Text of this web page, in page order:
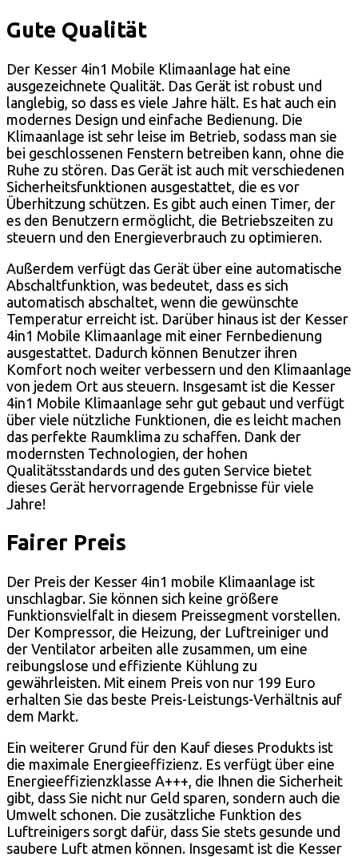
Gute Qualität
Der Kesser 4in1 Mobile Klimaanlage hat eine
ausgezeichnete Qualität. Das Gerät ist robust und
langlebig, so dass es viele Jahre hält. Es hat auch ein
modernes Design und einfache Bedienung. Die
Klimaanlage ist sehr leise im Betrieb, sodass man sie
bei geschlossenen Fenstern betreiben kann, ohne die
Ruhe zu stören. Das Gerät ist auch mit verschiedenen
Sicherheitsfunktionen ausgestattet, die es vor
Überhitzung schützen. Es gibt auch einen Timer, der
es den Benutzern ermöglicht, die Betriebszeiten zu
steuern und den Energieverbrauch zu optimieren.
Außerdem verfügt das Gerät über eine automatische
Abschaltfunktion, was bedeutet, dass es sich
automatisch abschaltet, wenn die gewünschte
Temperatur erreicht ist. Darüber hinaus ist der Kesser
4in1 Mobile Klimaanlage mit einer Fernbedienung
ausgestattet. Dadurch können Benutzer ihren
Komfort noch weiter verbessern und den Klimaanlage
von jedem Ort aus steuern. Insgesamt ist die Kesser
4in1 Mobile Klimaanlage sehr gut gebaut und verfügt
über viele nützliche Funktionen, die es leicht machen
das perfekte Raumklima zu schaffen. Dank der
modernsten Technologien, der hohen
Qualitätsstandards und des guten Service bietet
dieses Gerät hervorragende Ergebnisse für viele
Jahre!
Fairer Preis
Der Preis der Kesser 4in1 mobile Klimaanlage ist
unschlagbar. Sie können sich keine größere
Funktionsvielfalt in diesem Preissegment vorstellen.
Der Kompressor, die Heizung, der Luftreiniger und
der Ventilator arbeiten alle zusammen, um eine
reibungslose und effiziente Kühlung zu
gewährleisten. Mit einem Preis von nur 199 Euro
erhalten Sie das beste Preis-Leistungs-Verhältnis auf
dem Markt.
Ein weiterer Grund für den Kauf dieses Produkts ist
die maximale Energieeffizienz. Es verfügt über eine
Energieeffizienzklasse A+++, die Ihnen die Sicherheit
gibt, dass Sie nicht nur Geld sparen, sondern auch die
Umwelt schonen. Die zusätzliche Funktion des
Luftreinigers sorgt dafür, dass Sie stets gesunde und
saubere Luft atmen können. Insgesamt ist die Kesser